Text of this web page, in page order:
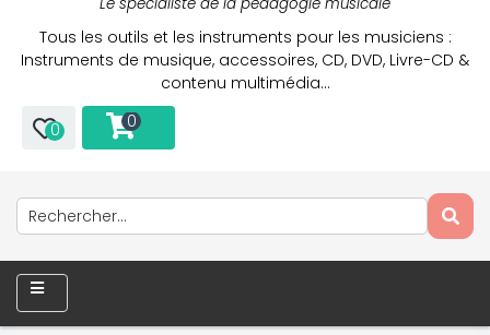
Tous les outils et les instruments pour les musiciens :
Instruments de musique, accessoires, CD, DVD, Livre-CD &
contenu multimédia…
0 0